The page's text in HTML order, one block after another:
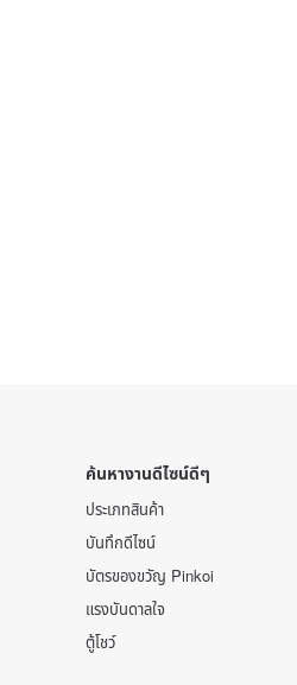
ค้นหางานดีไซน์ดีๆ
ประเภทสินค้า
บันทึกดีไซน์
บัตรของขวัญ Pinkoi
แรงบันดาลใจ
ตู้โชว์